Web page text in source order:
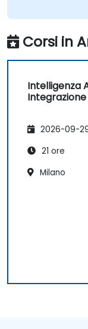
Corsi in
Intelligenza
2026-09-
21 ore
Milano